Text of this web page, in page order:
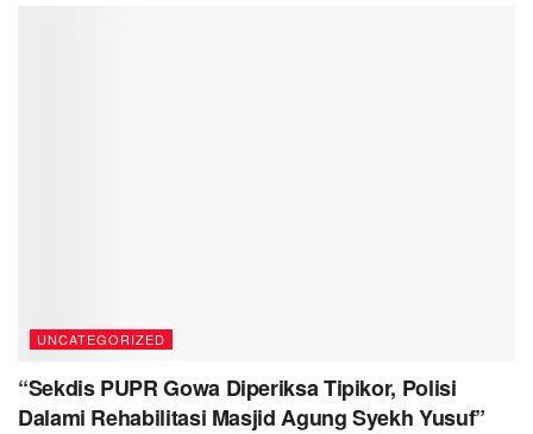
UNCATEGORIZED
“Sekdis PUPR Gowa Diperiksa Tipikor, Polisi
Dalami Rehabilitasi Masjid Agung Syekh Yusuf”